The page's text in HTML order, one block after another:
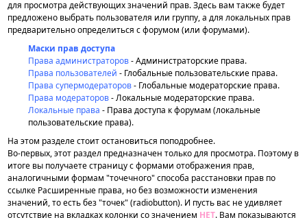
для просмотра действующих значений прав. Здесь вам также будет
предложено выбрать пользователя или группу, а для локальных прав
предварительно определиться с форумом (или форумами).
Маски прав доступа
Права администраторов- Администраторские права.
Права пользователей- Глобальные пользовательские права.
Права супермодераторов- Глобальные модераторские права.
Права модераторов- Локальные модераторские права.
Локальные права- Права доступа к форумам (локальные
пользовательские права).
На этом разделе стоит остановиться поподробнее.
Во-первых, этот раздел предназначен только для просмотра. Поэтому в
итоге вы получаете страницу с формами отображения прав,
аналогичными формам "точечного" способа расстановки прав по
ссылке Расширенные права, но без возможности изменения
значений, то есть без "точек" (radiobutton). И пусть вас не удивляет
отсутствие на вкладках колонки со значением НЕТ. Вам показываются